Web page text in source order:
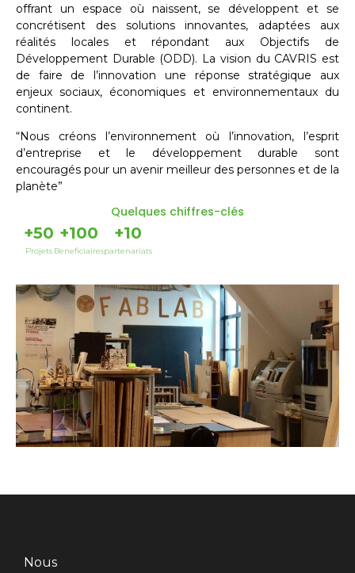
offrant un espace où naissent, se développent et se
concrétisent des solutions innovantes, adaptées aux
réalités locales et répondant aux Objectifs de
Développement Durable (ODD). La vision du CAVRIS est
de faire de l’innovation une réponse stratégique aux
enjeux sociaux, économiques et environnementaux du
continent.
“Nous créons l’environnement où l’innovation, l’esprit
d’entreprise et le développement durable sont
encouragés pour un avenir meilleur des personnes et de la
planète”
Quelques chiffres-clés
Projets
+50
Beneficiaires
+100
partenariats
+10
Nous